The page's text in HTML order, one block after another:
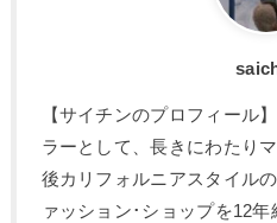
【サイチンのプロフィール
ラーとして、長きにわたり
後カリフォルニアスタイル
ァッション･ショップを12